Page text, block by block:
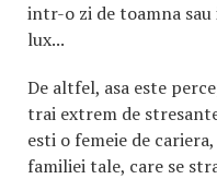
intr-o zi de toamna sau
lux...
De altfel, asa este
trai extrem de
esti o femeie de
familiei tale, care se